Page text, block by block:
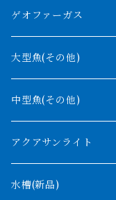
バンジャール
ラプラディ
ギニア
ナイジェリア
コンギクス
オルナティピンニス
コンゴ
タンガニーカ
ウィークシー
モケレンベンベ
ゲオファーガス
大型魚(その他)
中型魚(その他)
アクアサンライト
水槽(新品)